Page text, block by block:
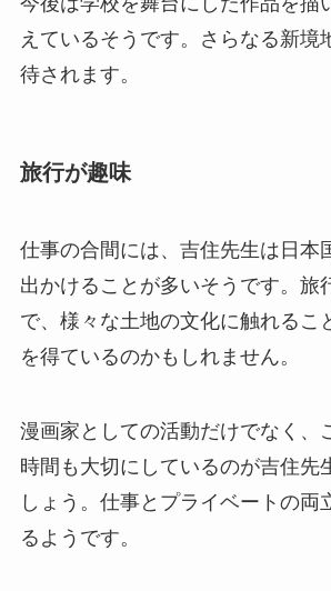
えているそうです。さらなる新境
待されます。
旅行が趣味
仕事の合間には、吉住先生は日本
出かけることが多いそうです。旅
で、様々な土地の文化に触れるこ
を得ているのかもしれません。
漫画家としての活動だけでなく、
時間も大切にしているのが吉住先
しょう。仕事とプライベートの両
るようです。